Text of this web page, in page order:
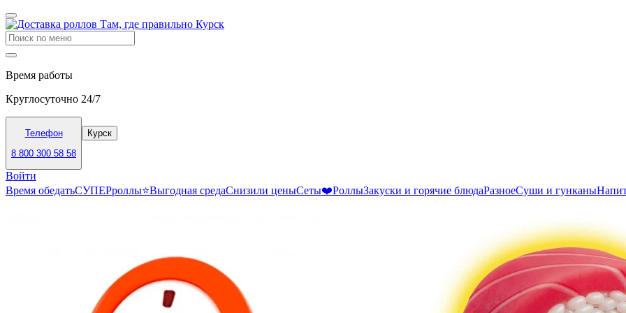
Время работы
Круглосуточно 24/7
Телефон
8 800 300 58 58
Курск
Войти
Время обедатьСУПЕРроллы⭐Выгодная средаСнизили ценыСеты❤️РоллыЗакуски и горячие блюдаРазноеСуши и гунканы